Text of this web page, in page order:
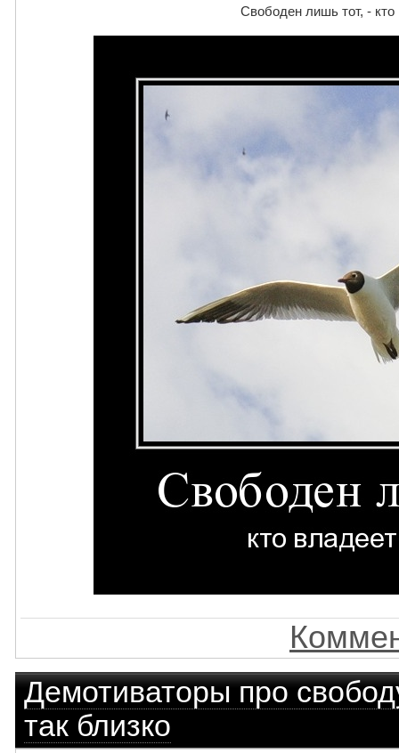
Свободен лишь тот, - кто
Демотиваторы про
так близко